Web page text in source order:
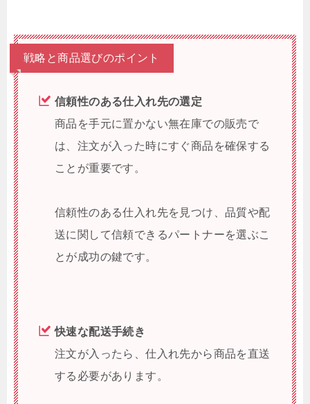
戦略と商品選びのポイント
信頼性のある仕入れ先の選定
商品を手元に置かない無在庫での販売で
は、注文が入った時にすぐ商品を確保する
ことが重要です。
信頼性のある仕入れ先を見つけ、品質や配
送に関して信頼できるパートナーを選ぶこ
とが成功の鍵です。
快速な配送手続き
注文が入ったら、仕入れ先から商品を直送
する必要があります。